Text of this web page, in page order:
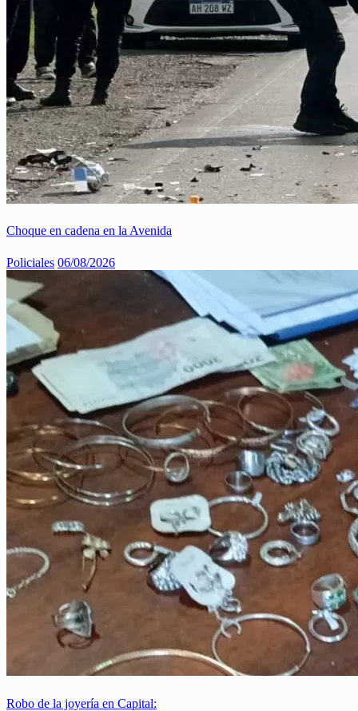
Choque en cadena en la Avenida
Policiales 06/08/2026
Robo de la joyería en Capital: